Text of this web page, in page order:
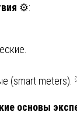
⚙️:
(smart meters).
основы